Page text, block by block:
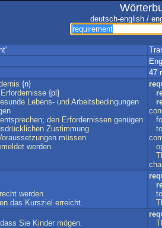
deutsch-english /
47
{n}
Erfordernisse {pl}
Lebens- und Arbeitsbedingungen
entsprechen; den Erfordernissen genügen
Zustimmung
müssen
werden.
to
werden
das Kursziel erreicht.
to
dass Sie Kinder mögen.